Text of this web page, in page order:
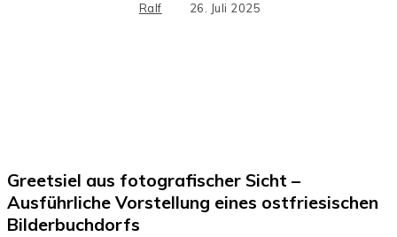
Ralf 26. Juli 2025
Greetsiel aus fotografischer Sicht –
Ausführliche Vorstellung eines ostfriesischen
Bilderbuchdorfs